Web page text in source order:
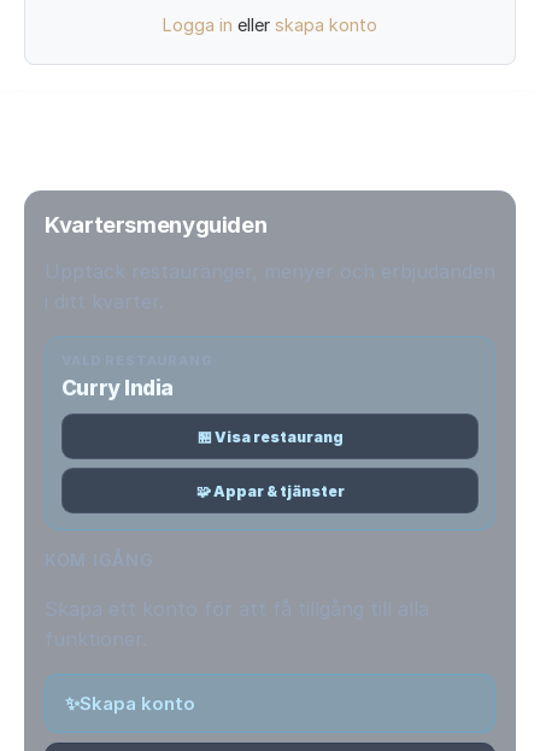
Logga in eller skapa konto
Kvartersmenyguiden
Curry India
🏪 Visa restaurang
🧩 Appar & tjänster
✨Skapa konto